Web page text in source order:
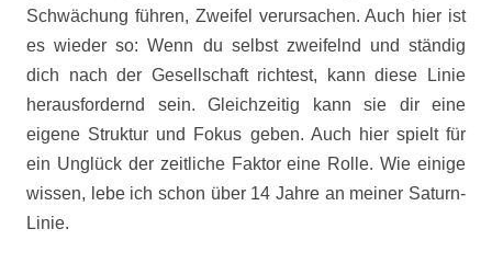
Schwächung führen, Zweifel verursachen. Auch hier ist
es wieder so: Wenn du selbst zweifelnd und ständig
dich nach der Gesellschaft richtest, kann diese Linie
herausfordernd sein. Gleichzeitig kann sie dir eine
eigene Struktur und Fokus geben. Auch hier spielt für
ein Unglück der zeitliche Faktor eine Rolle. Wie einige
wissen, lebe ich schon über 14 Jahre an meiner Saturn-
Linie.